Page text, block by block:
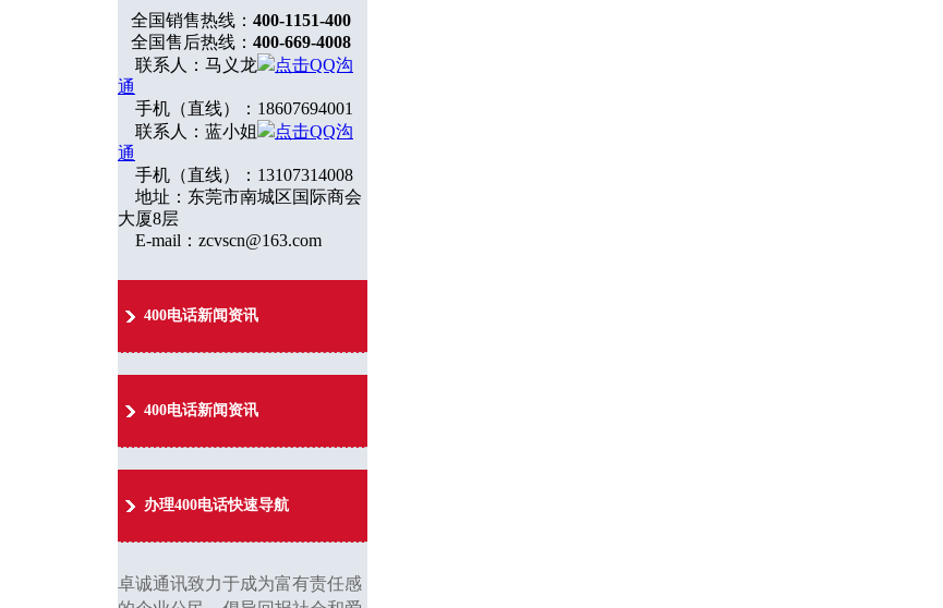
全国销售热线： 400-1151-400
全国售后热线： 400-669-4008
联系人：马义龙
点击QQ沟
通
手机（直线）：18607694001
联系人：蓝小姐
点击QQ沟
通
手机（直线）：13107314008
地址：东莞市南城区国际商会
大厦8层
E-mail：zcvscn@163.com
400电话新闻资讯
400电话新闻资讯
办理400电话快速导航
卓诚通讯致力于成为富有责任感